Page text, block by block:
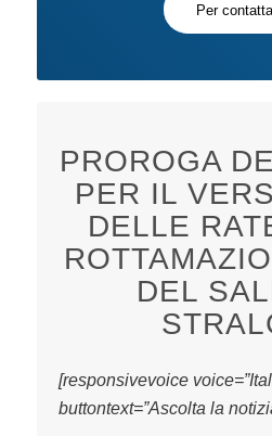
Per
PROROGA
PER IL
DELLE
DEL
[responsivevoice
buttontext=”Ascolta la